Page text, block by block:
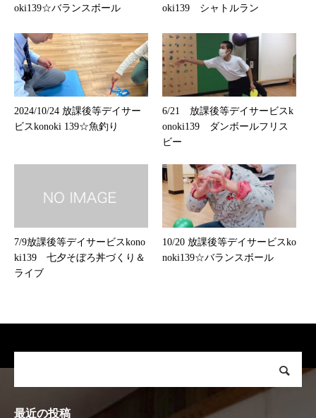
oki139☆バランスボール
oki139 シャトルラン
2024/10/24 放課後等デイサー
ビスkonoki 139☆魚釣り
6/21 放課後等デイサービスk
onoki139 ダンボールフリス
ビー
7/9放課後等デイサービスkono
ki139 七夕そぼろ丼づくり＆
ライブ
10/20 放課後等デイサービスko
noki139☆バランスボール
最近の投稿